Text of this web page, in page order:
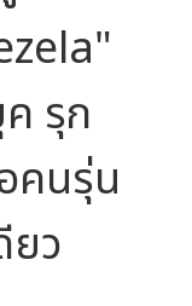
รุก
คนรุ่น
ยว